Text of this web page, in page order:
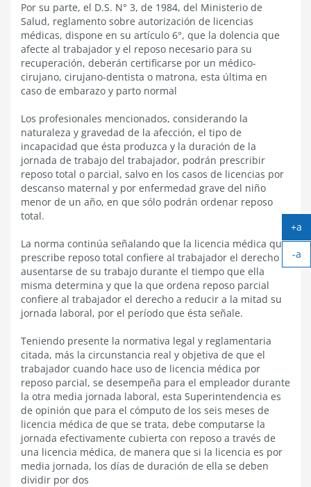
Por su parte, el D.S. N° 3, de 1984, del Ministerio de
Salud, reglamento sobre autorización de licencias
médicas, dispone en su artículo 6°, que la dolencia que
afecte al trabajador y el reposo necesario para su
recuperación, deberán certificarse por un médico-
cirujano, cirujano-dentista o matrona, esta última en
caso de embarazo y parto normal
Los profesionales mencionados, considerando la
naturaleza y gravedad de la afección, el tipo de
incapacidad que ésta produzca y la duración de la
jornada de trabajo del trabajador, podrán prescribir
reposo total o parcial, salvo en los casos de licencias por
descanso maternal y por enfermedad grave del niño
menor de un año, en que sólo podrán ordenar reposo
total.
La norma continúa señalando que la licencia médica que
prescribe reposo total confiere al trabajador el derecho a
ausentarse de su trabajo durante el tiempo que ella
misma determina y que la que ordena reposo parcial
confiere al trabajador el derecho a reducir a la mitad su
jornada laboral, por el período que ésta señale.
Teniendo presente la normativa legal y reglamentaria
citada, más la circunstancia real y objetiva de que el
trabajador cuando hace uso de licencia médica por
reposo parcial, se desempeña para el empleador durante
la otra media jornada laboral, esta Superintendencia es
de opinión que para el cómputo de los seis meses de
licencia médica de que se trata, debe computarse la
jornada efectivamente cubierta con reposo a través de
una licencia médica, de manera que si la licencia es por
media jornada, los días de duración de ella se deben
dividir por dos
+a
-a